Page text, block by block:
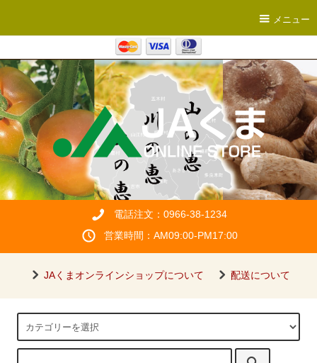
メニュー
電話注文：0966-38-1234
営業時間：AM09:00-PM17:00
JAくまオンラインショップについて 配送について